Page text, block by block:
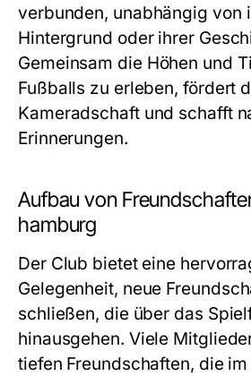
verbunden, unabhängig von
Hintergrund oder ihrer
Gemeinsam die Höhen und
Fußballs zu erleben, fördert
Kameradschaft und schafft
Erinnerungen.
Aufbau von
hamburg
Der Club bietet eine
Gelegenheit, neue
schließen, die über das
hinausgehen. Viele
tiefen Freundschaften, die im